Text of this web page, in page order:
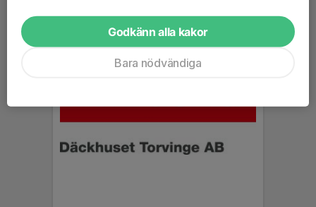
Godkänn alla kakor
Bara nödvändiga